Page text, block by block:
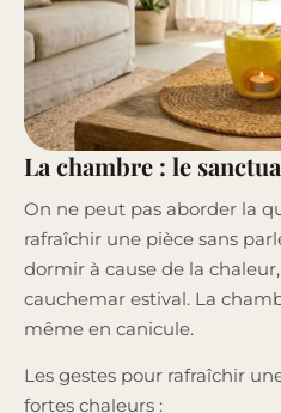
La chambre : le
On ne peut pas aborder la
rafraîchir une pièce sans
dormir à cause de la
cauchemar estival. La
même en canicule.
Les gestes pour rafraîchir
fortes chaleurs :